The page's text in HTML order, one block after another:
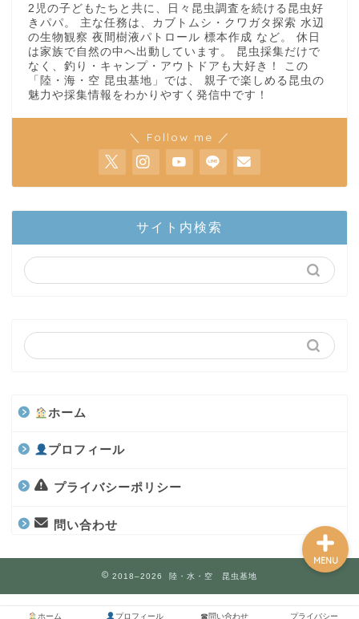
2児の子どもたちと共に、日々昆虫調査を続ける昆虫好
きパパ。 主な任務は、カブトムシ・クワガタ探索 水辺
の生物観察 夜間樹液パトロール 標本作成 など。 休日
は家族で自然の中へ出動しています。 昆虫採集だけで
なく、釣り・キャンプ・アウトドアも大好き！ この
「陸・海・空 昆虫基地」では、 親子で楽しめる昆虫の
魅力や採集情報をわかりやすく発信中です！
＼ Follow me ／
サイト内検索
ホーム
プロフィール
プライバシーポリシー
問い合わせ
2018–2026 陸・水・空 昆虫基地
ホーム プロフィール ☎問い合わせ プライバシー
MENU
陸上部隊
世界のカブトムシ